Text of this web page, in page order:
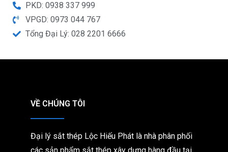
PKD: 0938 337 999
VPGD: 0973 044 767
Tổng Đại Lý: 028 2201 6666
VỀ CHÚNG TÔI
Đại lý sắt thép Lộc Hiếu Phát là nhà phân phối